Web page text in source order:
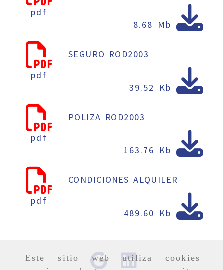
Este sitio web utiliza cookies
pdf
8.68 Mb
pdf
SEGURO ROD2003
39.52 Kb
pdf
POLIZA ROD2003
163.76 Kb
pdf
CONDICIONES ALQUILER
489.60 Kb